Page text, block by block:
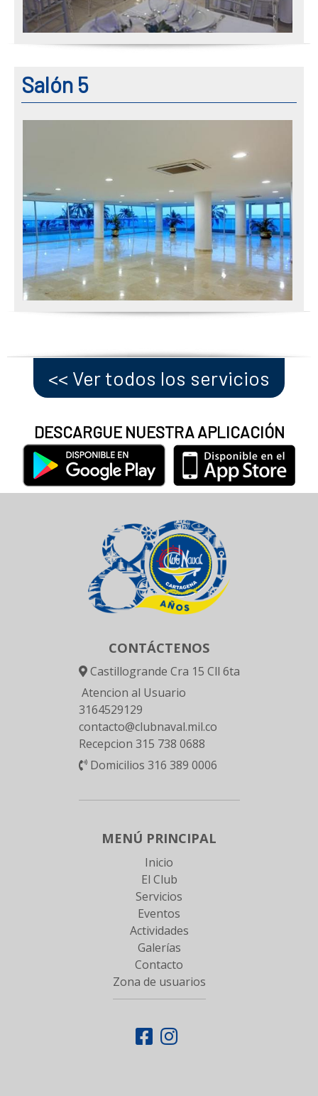
Salón 5
<< Ver todos los servicios
DESCARGUE NUESTRA APLICACIÓN
CONTÁCTENOS
Castillogrande Cra 15 Cll 6ta
Atencion al Usuario
3164529129
contacto@clubnaval.mil.co
Recepcion 315 738 0688
Domicilios 316 389 0006
MENÚ PRINCIPAL
Inicio
El Club
Servicios
Eventos
Actividades
Galerías
Contacto
Zona de usuarios